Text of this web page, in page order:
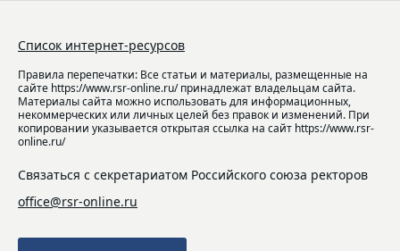
Список интернет-ресурсов
Правила перепечатки: Все статьи и материалы, размещенные на
сайте https://www.rsr-online.ru/ принадлежат владельцам сайта.
Материалы сайта можно использовать для информационных,
некоммерческих или личных целей без правок и изменений. При
копировании указывается открытая ссылка на сайт https://www.rsr-
online.ru/
Связаться с секретариатом Российского союза ректоров
office@rsr-online.ru